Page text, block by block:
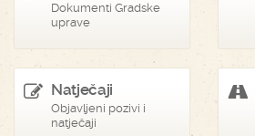
Dokumenti Gradske
uprave
Natječaji
Objavljeni pozivi i
natječaji